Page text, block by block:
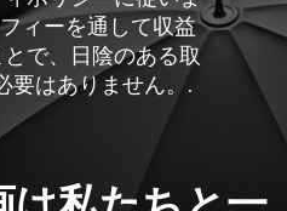
ィーを通して収益
で、日陰のある取
要はありません。.